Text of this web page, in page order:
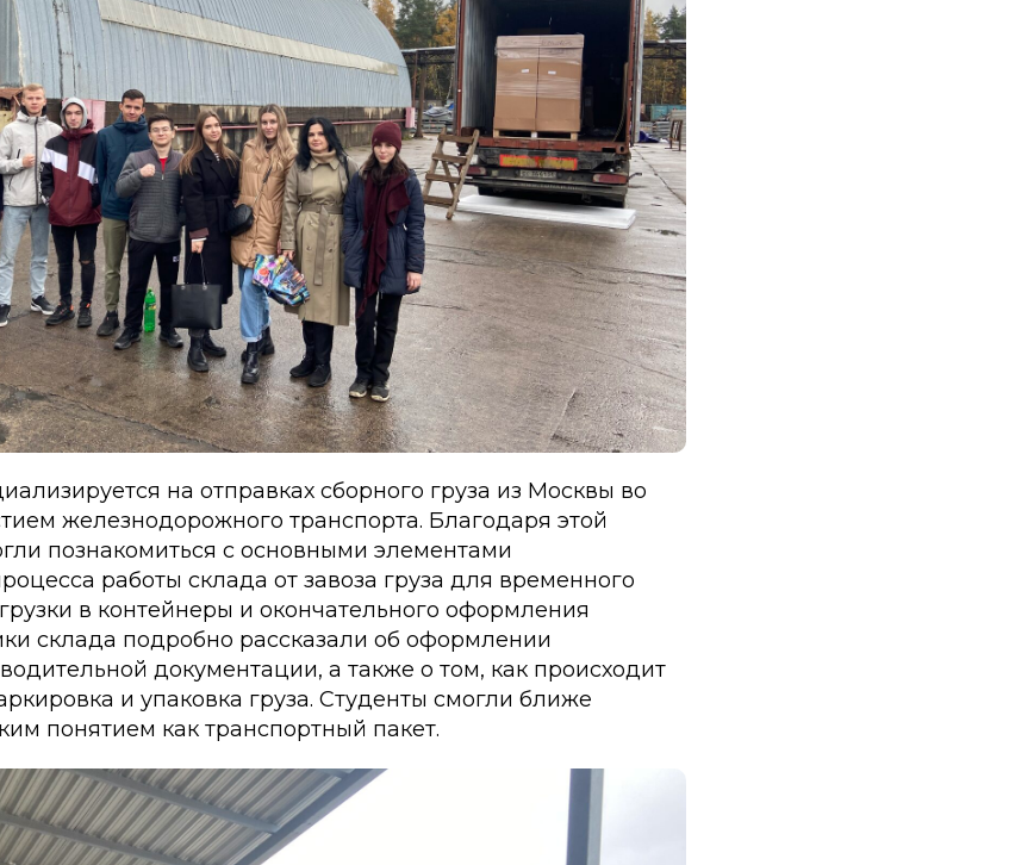
на отправках сборного груза из Москвы во
железнодорожного транспорта. Благодаря этой
познакомиться с основными элементами
работы склада от завоза груза для временного
в контейнеры и окончательного оформления
склада подробно рассказали об оформлении
документации, а также о том, как происходит
и упаковка груза. Студенты смогли ближе
понятием как транспортный пакет.